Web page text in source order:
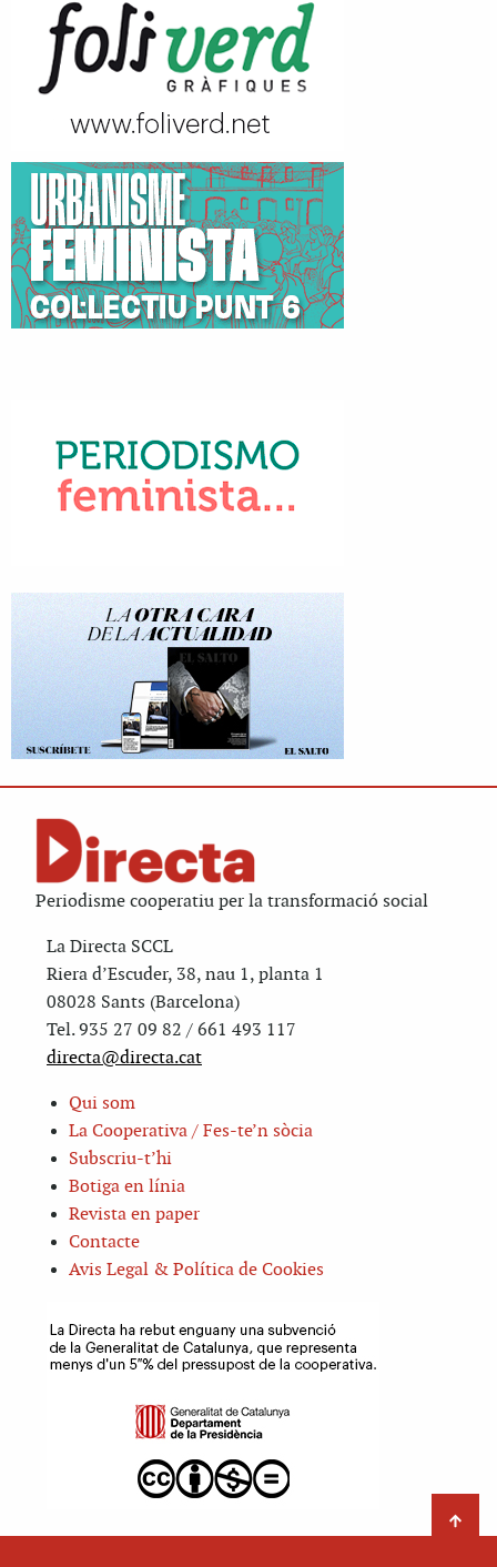
Periodisme cooperatiu per la transformació social
La Directa SCCL
Riera d’Escuder, 38, nau 1, planta 1
08028 Sants (Barcelona)
Tel. 935 27 09 82 / 661 493 117
directa@directa.cat
Qui som
La Cooperativa / Fes-te’n sòcia
Subscriu-t’hi
Botiga en línia
Revista en paper
Contacte
Avis Legal & Política de Cookies